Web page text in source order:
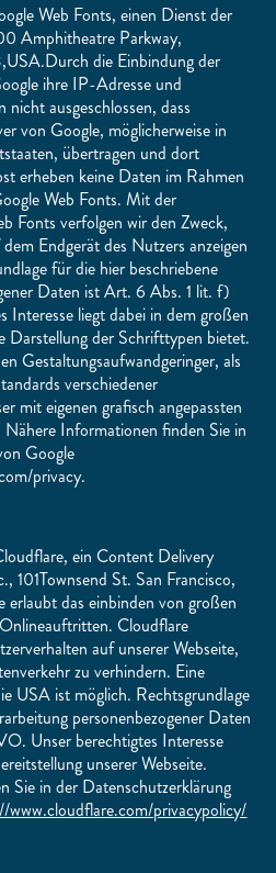
Web Fonts, einen Dienst der
Amphitheatre Parkway,
die Einbindung der
ihre IP-Adresse und
ausgeschlossen, dass
von Google, möglicherweise in
übertragen und dort
erheben keine Daten im Rahmen
Web Fonts. Mit der
Fonts verfolgen wir den Zweck,
Endgerät des Nutzers anzeigen
für die hier beschriebene
Daten ist Art. 6 Abs. 1 lit. f)
liegt dabei in dem großen
Darstellung der Schrifttypen bietet.
Gestaltungsaufwandgeringer, als
verschiedener
mit eigenen grafisch angepassten
Nähere Informationen finden Sie in
Google
privacy.
ein Content Delivery
St. San Francisco,
das einbinden von großen
Cloudflare
auf unserer Webseite,
zu verhindern. Eine
USA ist möglich. Rechtsgrundlage
personenbezogener Daten
Unser berechtigtes Interesse
unserer Webseite.
Sie in der Datenschutzerklärung
www.cloudflare.com/privacypolicy/